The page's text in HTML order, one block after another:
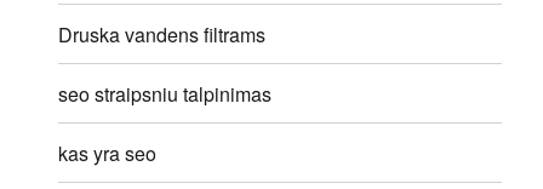
Druska vandens filtrams
seo straipsniu talpinimas
kas yra seo